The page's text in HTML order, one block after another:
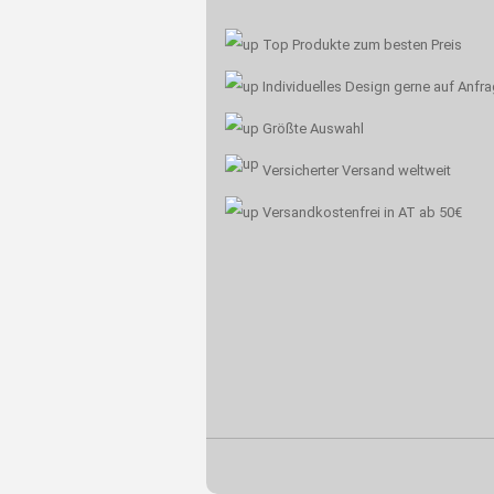
Top Produkte zum besten Preis
Individuelles Design gerne auf
Größte Auswahl
Versicherter Versand weltweit
Versandkostenfrei in AT ab 50€